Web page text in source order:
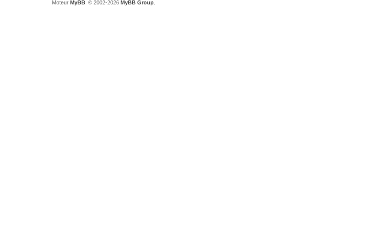
Moteur MyBB, © 2002-2026 MyBB Group.